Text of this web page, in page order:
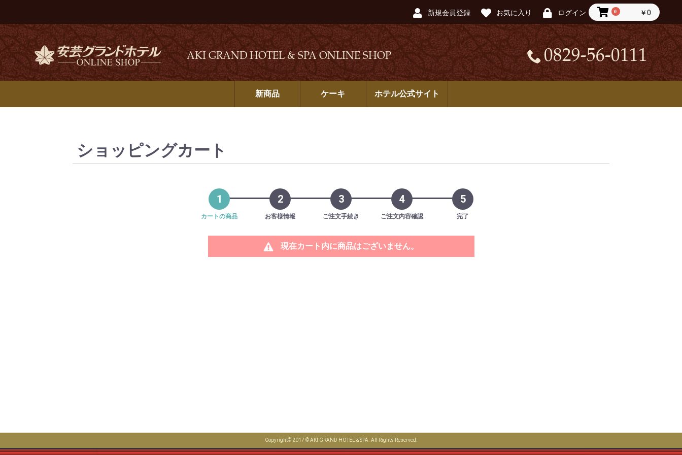
新規会員登録 お気に入り ログイン 0 ￥0
AKI GRAND HOTEL & SPA ONLINE SHOP 0829-56-0111
新商品 ケーキ ホテル公式サイト
ショッピングカート
1
カートの商品
2
お客様情報
3
ご注文手続き
4
ご注文内容確認
5
完了
現在カート内に商品はございません。
Copyright© 2017 © AKI GRAND HOTEL & SPA. All Rights Reserved.